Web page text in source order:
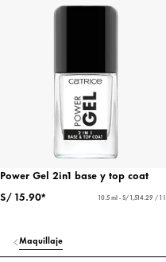
Power Gel 2in1 base y top coat
S/ 15.90*
10.5 ml - S/ 1,514.29 / 1 l
Maquillaje